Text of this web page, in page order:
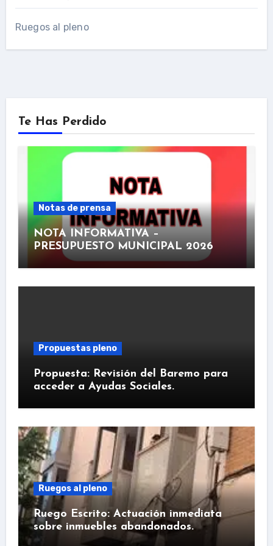
Ruegos al pleno
Te Has Perdido
Notas de prensa
NOTA INFORMATIVA –
PRESUPUESTO MUNICIPAL 2026
Propuestas pleno
Propuesta: Revisión del Baremo para
acceder a Ayudas Sociales.
Ruegos al pleno
Ruego Escrito: Actuación inmediata
sobre inmuebles abandonados.